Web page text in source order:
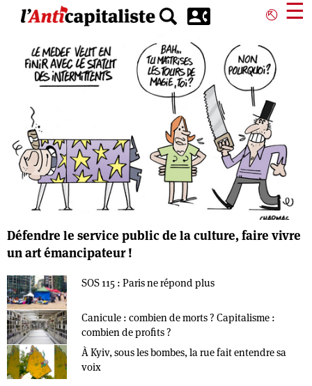
principal
⎋ ☰
Défendre le service public de la culture, faire vivre
un art émancipateur !
SOS 115 : Paris ne répond plus
Canicule : combien de morts ? Capitalisme :
combien de profits ?
À Kyiv, sous les bombes, la rue fait entendre sa
voix